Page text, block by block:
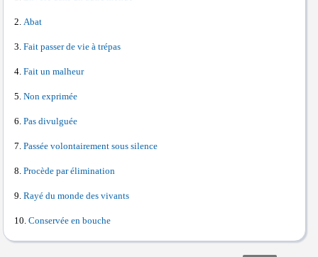
Abat
Fait passer de vie à trépas
Fait un malheur
Non exprimée
Pas divulguée
Passée volontairement sous silence
Procède par élimination
Rayé du monde des vivants
Conservée en bouche